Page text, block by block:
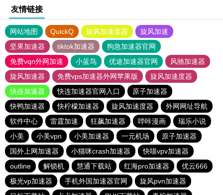
友情链接
网站地图 QuickQ 旋风加速度器
旋风加速
坚果加速器
tiktok加速器
狗急加速器官网
免费vqn外网加速
小蓝鸟 优途加速器官网
风驰加速器
旋风加速器
免费vps加速器外网苹果版
旋风加速度器
快连加速器
快连加速器官网入口
原子加速器
快鸭加速器
快柠檬加速器 旋风加速度器
外网网址导航
软件中心
雷霆加速 狂飙加速器 哔咔漫画
瑞乐小说
小美
小美vpn 小美加速器 一元机场
原子加速器
国外上网加速器
小猫咪crash加速器
快喵vpv加速器
outline
解锁机 慧通下载站 红海pro加速器
优云666
极光vp加速器
手机外国加速器官网
旋风pvn加速器